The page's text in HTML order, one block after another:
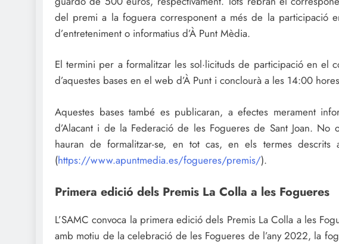
del premi a la foguera corresponent a més de la participació
d’entreteniment o informatius d’À Punt Mèdia.
El termini per a formalitzar les sol·licituds de participació en el
d’aquestes bases en el web d’À Punt i conclourà a les 14:00
Aquestes bases també es publicaran, a efectes merament
d’Alacant i de la Federació de les Fogueres de Sant Joan. No
hauran de formalitzar-se, en tot cas, en els termes descrits
(https://www.apuntmedia.es/fogueres/premis/).
Primera edició dels Premis La Colla a les Fogueres
L’SAMC convoca la primera edició dels Premis La Colla a les
amb motiu de la celebració de les Fogueres de l’any 2022, la